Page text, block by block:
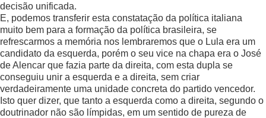
decisão unificada.
E, podemos transferir esta constatação da política italiana
muito bem para a formação da política brasileira, se
refrescarmos a memória nos lembraremos que o Lula era um
candidato da esquerda, porém o seu vice na chapa era o José
de Alencar que fazia parte da direita, com esta dupla se
conseguiu unir a esquerda e a direita, sem criar
verdadeiramente uma unidade concreta do partido vencedor.
Isto quer dizer, que tanto a esquerda como a direita, segundo o
doutrinador não são límpidas, em um sentido de pureza de